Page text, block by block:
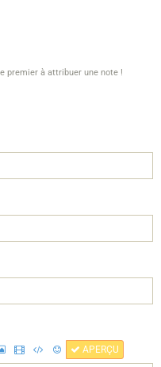
premier à attribuer une note !
APERÇU